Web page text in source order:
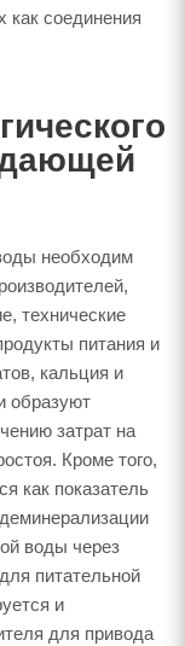
как соединения
необходим
технические
питания и
кальция и
образуют
затрат на
Кроме того,
как показатель
воды через
питательной
и
для привода